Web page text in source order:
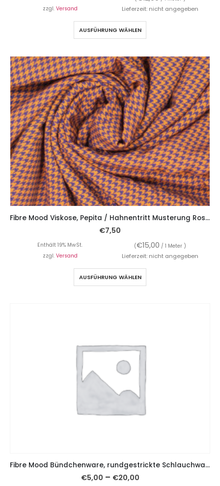
zzgl. Versand Lieferzeit: nicht angegeben
AUSFÜHRUNG WÄHLEN
Fibre Mood Viskose, Pepita / Hahnentritt Musterung Rost / Marine
€7,50
Enthält 19% MwSt. (€15,00 / 1 Meter )
zzgl. Versand Lieferzeit: nicht angegeben
AUSFÜHRUNG WÄHLEN
Fibre Mood Bündchenware, rundgestrickte Schlauchware, Rostrot extrabreit
€5,00 – €20,00